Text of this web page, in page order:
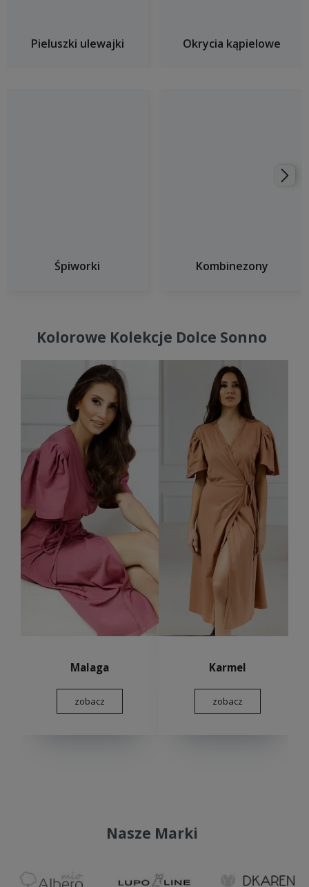
Pieluszki ulewajki Okrycia kąpielowe
Śpiworki Kombinezony
Kolorowe Kolekcje Dolce Sonno
Malaga
zobacz
Karmel
zobacz
Nasze Marki